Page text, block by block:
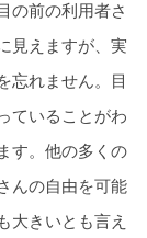
の前の利用者さ
見えますが、実
忘れません。目
ていることがわ
す。他の多くの
んの自由を可能
大きいとも言え